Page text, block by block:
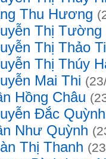
Thu Hương
Thị Tường
Thị Thảo
Thị Thúy
Mai Thi
Hồng Châu
Đắc
Như Quỳnh
Thị Thanh